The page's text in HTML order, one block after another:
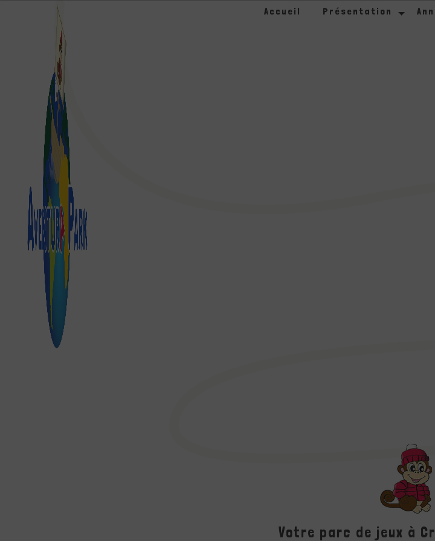
Accueil Présentation
Votre parc de jeux à
Panneau de gestion des cookies